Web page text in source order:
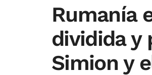
Rumanía
dividida y
Simion y